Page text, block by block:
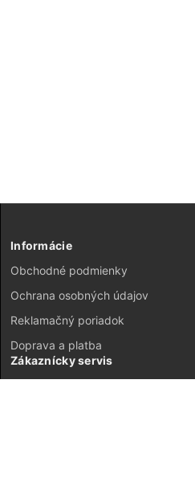
Informácie
Obchodné podmienky
Ochrana osobných údajov
Reklamačný poriadok
Doprava a platba
Zákaznícky servis